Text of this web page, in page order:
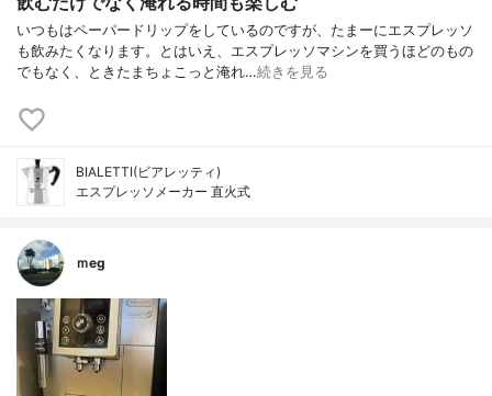
いつもはペーパードリップをしているのですが、たまーにエスプレッソ
も飲みたくなります。とはいえ、エスプレッソマシンを買うほどのもの
でもなく、ときたまちょこっと淹れ…続きを見る
BIALETTI(ビアレッティ)
エスプレッソメーカー 直火式
ｍeg